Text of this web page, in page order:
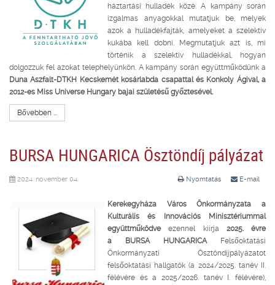
háztartási hulladék közé. A kampány során
izgalmas anyagokkal mutatjuk be, melyek
azok a hulladékfajták, amelyeket a szelektív
kukába kell dobni. Megmutatjuk azt is, mi
történik a szelektív hulladékkal, hogyan
dolgozzuk fel azokat telephelyünkön. A kampány során együttműködünk a
Duna Aszfalt-DTKH Kecskemét kosárlabda csapattal és Konkoly Ágival, a
2012-es Miss Universe Hungary bajai születésű győztesével.
Bővebben ...
BURSA HUNGARICA Ösztöndíj pályázat
Nyomtatás E-mail
2024. november 04.
Kerekegyháza Város Önkormányzata a
Kulturális és Innovációs Minisztériummal
együttműködveezennel kiírja 2025. évre
a
BURSA HUNGARICA Felsőoktatási
Önkormányzati Ösztöndíjpályázatot
felsőoktatási hallgatók (a 2024/2025. tanév II.
félévére és a 2025/2026. tanév I. félévére),